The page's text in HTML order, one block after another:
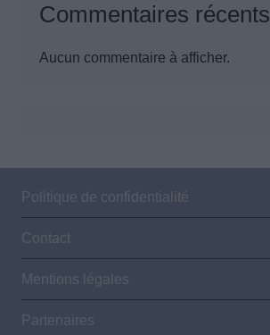
Commentaires récents
Aucun commentaire à afficher.
Politique de confidentialité
Contact
Mentions légales
Partenaires